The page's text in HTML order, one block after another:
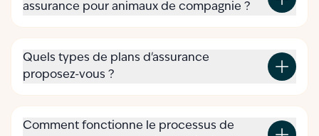
assurance pour animaux de compagnie ?
Quels types de plans d'assurance
proposez-vous ?
Comment fonctionne le processus de